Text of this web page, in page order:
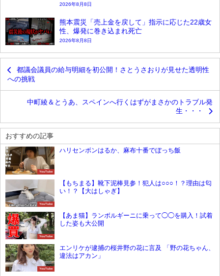
2026年8月8日
熊本震災「売上金を戻して」指示に応じた22歳女
性、爆発に巻き込まれ死亡
2026年8月8日
都議会議員の給与明細を初公開！さとうさおりが見せた透明性
への挑戦
中町綾＆とうあ、スペインへ行くはずがまさかのトラブル発
生・・・
おすすめの記事
YouTube
ハリセンボンはるか、麻布十番でぼっち飯
YouTube
【もちまる】靴下泥棒見参！犯人は○○○！？理由は匂
い！？【大はしゃぎ】
YouTube
【あま猫】ランボルギーニに乗って◯◯を購入！試着
した姿も大公開
YouTube
エンリケが逮捕の桜井野の花に言及 「野の花ちゃん、
違法はアカン」